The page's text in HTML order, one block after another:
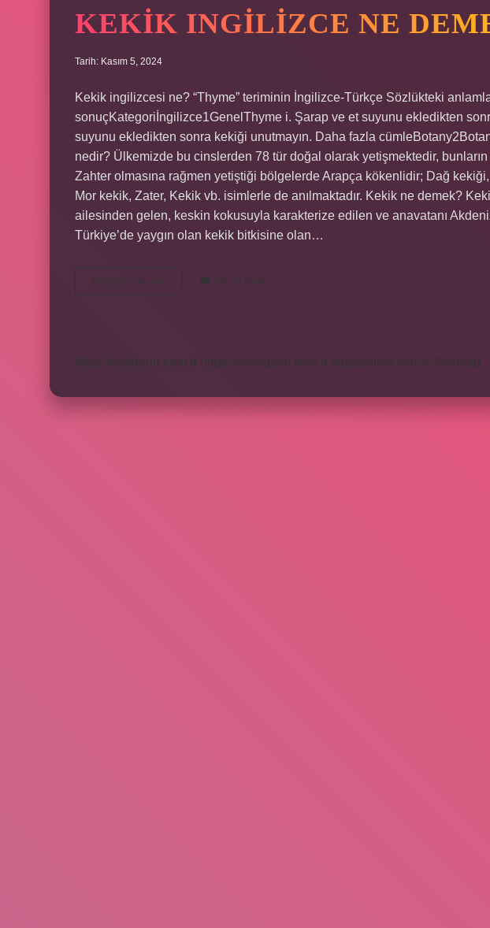
KEKIK INGILIZCE NE
Tarih: Kasım 5, 2024
Kekik ingilizcesi ne? “Thyme” teriminin İngilizce-Türkçe Sözlükteki
sonuçKategoriİngilizce1GenelThyme i. Şarap ve et suyunu ekledikten
suyunu ekledikten sonra kekiği unutmayın. Daha fazla
nedir? Ülkemizde bu cinslerden 78 tür doğal olarak yetişmektedir, bunların
Zahter olmasına rağmen yetiştiği bölgelerde Arapça kökenlidir; Dağ
Mor kekik, Zater, Kekik vb. isimlerle de anılmaktadır. Kekik ne demek?
ailesinden gelen, keskin kokusuyla karakterize edilen ve anavatanı
Türkiye’de yaygın olan kekik bitkisine olan…
Devamını okuyun
Ingilizce
Yorum Bırak
https://safderun.com.tr https://sokoglam.com.tr https://sinto.com.tr Sitemap